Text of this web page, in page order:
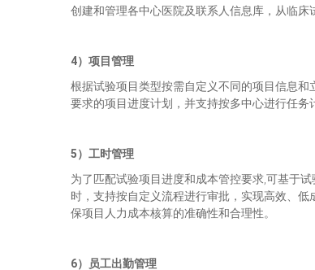
创建和管理各中心医院及联系人信息库，从临
4）项目管理
根据试验项目类型按需自定义不同的项目信息
要求的项目进度计划，并支持按多中心进行任
5）工时管理
为了匹配试验项目进度和成本管控要求,可基于
时，支持按自定义流程进行审批，实现高效、
保项目人力成本核算的准确性和合理性。
6）员工出勤管理